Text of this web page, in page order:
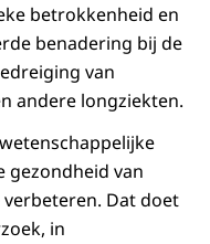
betrokkenheid en
benadering bij de
van
andere longziekten.
gezondheid van
Dat doet
in